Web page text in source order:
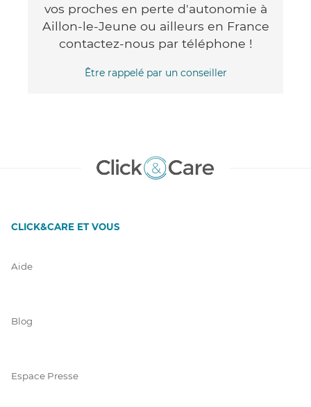
vos proches en perte d'autonomie à
Aillon-le-Jeune ou ailleurs en France
contactez-nous par téléphone !
Être rappelé par un conseiller
CLICK&CARE ET VOUS
Aide
Blog
Espace Presse